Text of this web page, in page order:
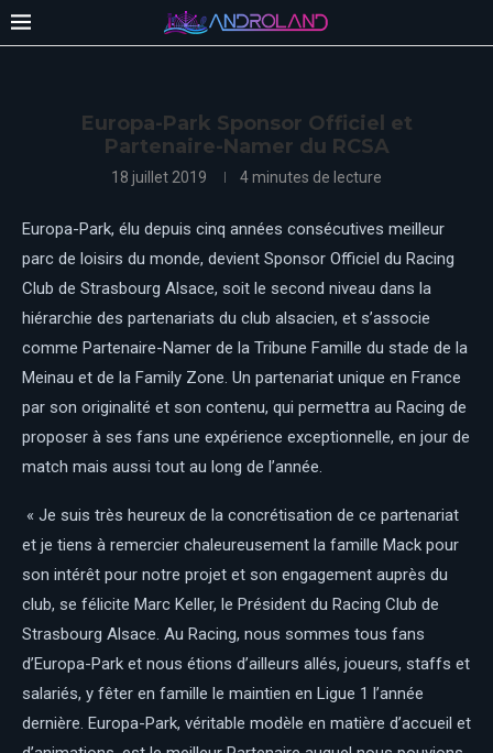
Europa-Park Sponsor Officiel et
Partenaire-Namer du RCSA
18 juillet 2019 4 minutes de lecture
Europa-Park, élu depuis cinq années consécutives meilleur
parc de loisirs du monde, devient Sponsor Officiel du Racing
Club de Strasbourg Alsace, soit le second niveau dans la
hiérarchie des partenariats du club alsacien, et s’associe
comme Partenaire-Namer de la Tribune Famille du stade de la
Meinau et de la Family Zone. Un partenariat unique en France
par son originalité et son contenu, qui permettra au Racing de
proposer à ses fans une expérience exceptionnelle, en jour de
match mais aussi tout au long de l’année.
« Je suis très heureux de la concrétisation de ce partenariat
et je tiens à remercier chaleureusement la famille Mack pour
son intérêt pour notre projet et son engagement auprès du
club, se félicite Marc Keller, le Président du Racing Club de
Strasbourg Alsace. Au Racing, nous sommes tous fans
d’Europa-Park et nous étions d’ailleurs allés, joueurs, staffs et
salariés, y fêter en famille le maintien en Ligue 1 l’année
dernière. Europa-Park, véritable modèle en matière d’accueil et